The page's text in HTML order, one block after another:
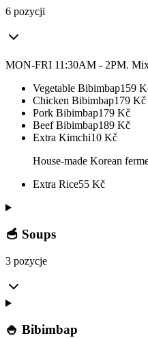
6 pozycji
MON-FRI 11:30AM - 2PM.
Vegetable Bibimbap159
Chicken Bibimbap179 Kč
Pork Bibimbap179 Kč
Beef Bibimbap189 Kč
Extra Kimchi10 Kč
House-made Korean
Extra Rice55 Kč
🥣 Soups
3 pozycje
🍚 Bibimbap